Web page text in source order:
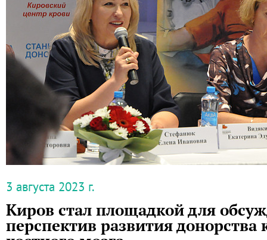
3 августа 2023 г.
Киров стал площадкой для
перспектив развития донорства